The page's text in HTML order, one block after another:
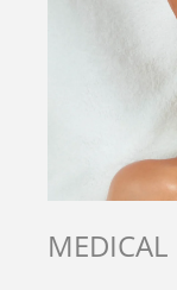
MEDICAL